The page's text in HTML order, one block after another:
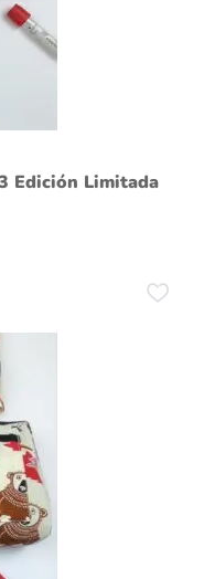
Edición Limitada